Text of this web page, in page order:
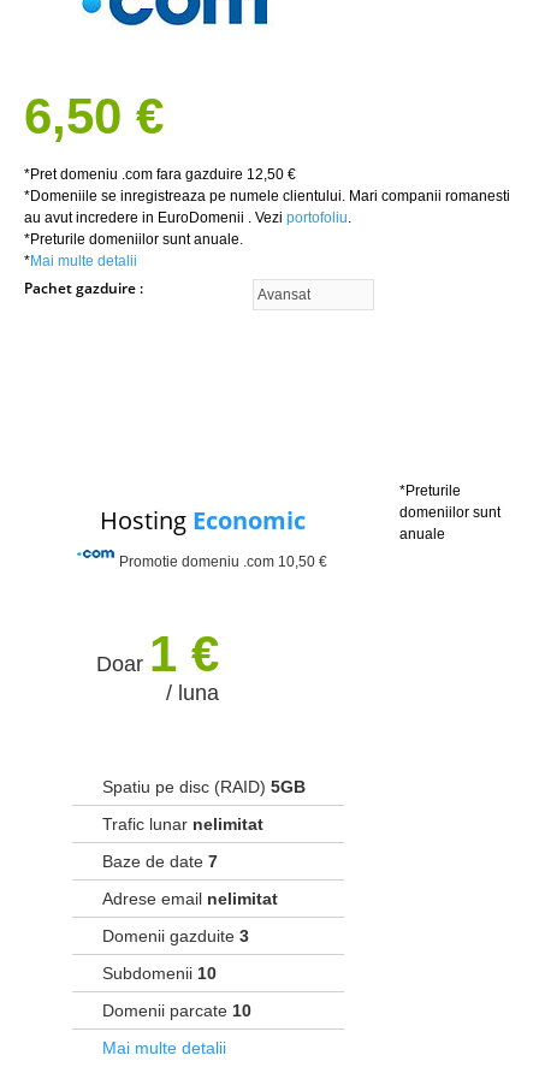
6,50 €
*Pret domeniu .com fara gazduire 12,50 €
*Domeniile se inregistreaza pe numele clientului. Mari companii romanesti
au avut incredere in EuroDomenii . Vezi portofoliu.
*Preturile domeniilor sunt anuale.
*Mai multe detalii
Pachet gazduire
Hosting Economic
Promotie domeniu .com 10,50 €
Doar 1 €
/ luna
Spatiu pe disc (RAID) 5GB
Trafic lunar nelimitat
Baze de date 7
Adrese email nelimitat
Domenii gazduite 3
Subdomenii 10
Domenii parcate 10
Mai multe detalii
*Preturile
domeniilor sunt
anuale